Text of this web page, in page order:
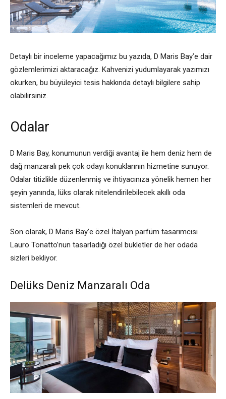
Detaylı bir inceleme yapacağımız bu yazıda, D Maris Bay’e dair
gözlemlerimizi aktaracağız. Kahvenizi yudumlayarak yazımızı
okurken, bu büyüleyici tesis hakkında detaylı bilgilere sahip
olabilirsiniz.
Odalar
D Maris Bay, konumunun verdiği avantaj ile hem deniz hem de
dağ manzaralı pek çok odayı konuklarının hizmetine sunuyor.
Odalar titizlikle düzenlenmiş ve ihtiyacınıza yönelik hemen her
şeyin yanında, lüks olarak nitelendirilebilecek akıllı oda
sistemleri de mevcut.
Son olarak, D Maris Bay’e özel İtalyan parfüm tasarımcısı
Lauro Tonatto’nun tasarladığı özel bukletler de her odada
sizleri bekliyor.
Delüks Deniz Manzaralı Oda